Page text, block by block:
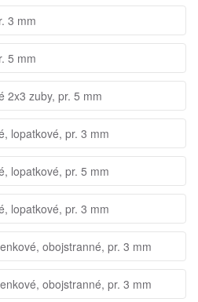
3 mm
5 mm
2x3 zuby, pr. 5 mm
lopatkové, pr. 3 mm
lopatkové, pr. 5 mm
lopatkové, pr. 3 mm
obojstranné, pr. 3 mm
obojstranné, pr. 3 mm